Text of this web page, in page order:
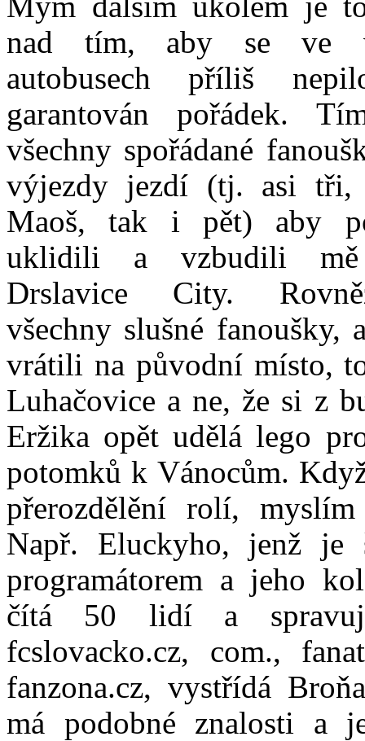
nad tím, aby se ve
autobusech příliš
garantován pořádek.
všechny spořádané
výjezdy jezdí (tj. asi tři,
Maoš, tak i pět) aby
uklidili a vzbudili
Drslavice City.
všechny slušné fanoušky,
vrátili na původní místo,
Luhačovice a ne, že si z
Eržika opět udělá lego
potomků k Vánocům.
přerozdělění rolí,
Např. Eluckyho, jenž je
programátorem a jeho
čítá 50 lidí a
fcslovacko.cz, com.,
fanzona.cz, vystřídá
má podobné znalosti a